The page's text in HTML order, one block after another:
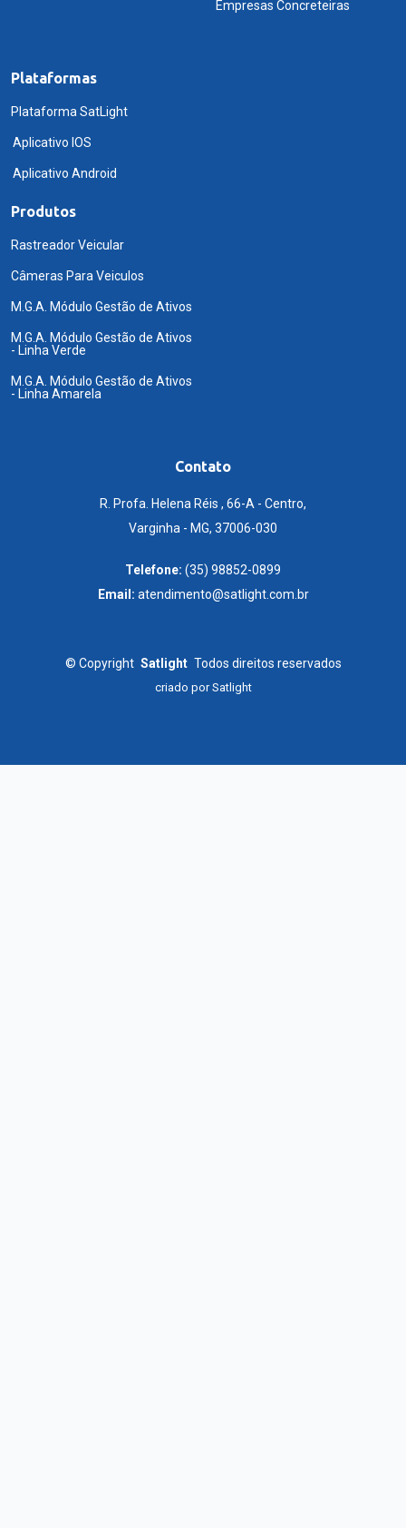
Empresas Concreteiras
Plataformas
Plataforma SatLight
Aplicativo IOS
Aplicativo Android
Produtos
Rastreador Veicular
Câmeras Para Veiculos
M.G.A. Módulo Gestão de Ativos
M.G.A. Módulo Gestão de Ativos
- Linha Verde
M.G.A. Módulo Gestão de Ativos
- Linha Amarela
Contato
R. Profa. Helena Réis , 66-A - Centro,
Varginha - MG, 37006-030
Telefone: (35) 98852-0899
Email: atendimento@satlight.com.br
© Copyright Satlight Todos direitos reservados
criado porSatlight